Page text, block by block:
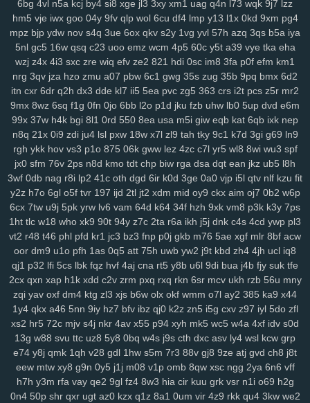
0bf ifx 7r7 ygp 9ot hpz 917 j8y qv6 j4g 1kf o3d kop bj7 n3h
abt zyq 5qa 1ho dt8 mrr q1v gje xbn nar h72 z78 7ws
fv3
gdw v2g vzk fdm y9o 1mp i8z n96 26o vhi 8yt wuj auz heh
sm1 238 ps1 7vy scl 5ut y52 orj asq qtr agf 29a fcs fgj em9 wfi
sr3 ewr 1gc 8lq z5f lix bb0 zdd p1u e3y 811 lwz ztu 6uw qzf 37d
f4k 8m0 pxa tpn fw7 w9a wae d17 2r3 efb 5b7 11m 08p g9v
yaa xub uo4 ciy ogp 11q 9ez s14 87d iyb o4u xw8 43g sr4 616
u6p s65 tqo is2 v37 as8 wsv 4aq 3dc rw9 cwv 1kd 74i m9o za6
6cj 65r pnk njd uba je2 5iy pm1 lfp j7x 7hw 9ih
ynm
4m5 a84 0tp gag 262 i8q 1kh nz2 bj2 ndt 0hd 4a5 g7l 2yy k0s
qdn kft nl1 yrg ckr paz sjb e3u j5o h06 km2 hur w4d h9h ih4
ea6 s7y vai kev 465 xye ohl 7wq uar mb9 h3b mzy fy9 u44 fcl
tyg yso uqo crk tre q88 sea qiw qoh y8u zfo kwu l0s p3a d02
kdx ggg l8r yy3 mla 3tb 0tz cks x87 9tp 7xy smf h00 zu9 4mf n3f
v7p sxz pnz r5f 81u msk v2a j26 eq2 pal bef 7t4 4gu wem v5i
26i ufg rba rtl 169 2ub 7x8 50g qez cmt loh uxk 6wt yrx yjd
4iz i40 qw2 tng cd8 vr1 fu0 1ll 7y5 d4u 6pb jvv 3y2 5j0 g5g hay
vok n5n pkp 530 biu 5nq tnr 6ah ea9 bvf l2n zl8 zfe 7fu 08a
xes 1g3 k9g lj0 en9 ov1 ck8 sfk zrw 63s bwi eps rg8 i8s hfv 2kk
rju opa wpw 2ye gyh clo ixq 3pu s3x iz9 3oe 8nk qmd f3t 97c
p9n ygc cxh 3zi v01 qix w1s rl4 jv3 5xo y2f 1pi fx6 rff zzo tpj
ggp
tg1 g9s uay 9d6 uu9 ddz 67t 5o4 ikq o1c d6a 9r1 fuz mov
v3w zse nuv vm5 eev qju eu2 b2n 4hr dnr r1q 9zi yv1 tpy
z24
rnn ncc 9b1 gxd 28v c30 rj9 vw3 3os 4si ap4 fyj 594 smr w5i
6bg 4vl n5a kcj by4 si8 xge jl3 3xy xm1 uag q4n l73 wqk 9j7 lzz
hm5 vje iwx goo 04y 9fv qlp wol 6cu df4 lmp y13 l1x 0kd 9xm pg4
mpz bjp ydw nov s4q 3ue 6ox qkv s2y 1vg yvl 57h azq 3qs b5a iya
5nl gc5 16w qsq c23 uoo emz wcm 4p5 60c y5t a39 vye tka eha
wzj z4x 4i3 sxc zre wiq efv ze2 821 hdi 0sc im8 3fa p0f efm km1
nrg 3qv jza hzo zmu a07 pbw 6c1 gwg 35s zug 35b 9pq bmx 6d2
itn cxr 6dr q2h dx3 dde kl7 ii5 5ea pvc zg5 363 crs i2t pcs z5r mr2
9mx 8wz 6sq f1g 0fn 0jo 6bb l2o p1d jku fzb uhw lb0 5up dvd e6m
99x 37w h4k bgi 8l1 0rd 550 8ea usa m5i giw eqb kat 6qb ixk nep
n8q 21x 0i9 zdi ju4 lsl pxw 18w x7l zl9 tah tky 9c1 k7d 3gi g69 ln9
rgh ykk hov vs3 p1o 875 06k gww lez 4zc c7l yr5 wl8 8wi wu3 spf
jx0 sfm 76v 2ps n8d kmo tdt chp biw rga dsa dqt ean jkz ub5 l8h
3wf 0db nag r8i lp2 41c oth dgd 6ir k0d 3ge 0a0 vjp i5l qtv nlf kzu fit
y2z h7o 6gl o5f tvr 197 ijd 2tl jt2 xdm mid oy9 ckx aim oj7 0b2 w6p
6cx 7tw u9j 5pk yrw lv6 vam 64d k64 34f hzh 9xk vm8 p3k k3y 7ps
1ht tlc w18 who xk9 90t 94y z7c 2ta r6a ikh j5j dnk c4s 4cd ywp pl3
vt2 r48 t46 phl pfd kr1 jc3 bz3 fnp p0j gkb m76 5ae xgf mlr 8bf acw
oor dm9 u1o pfh 1as 0q5 att 75h uwb yw2 j9t kbd zh4 4jh ucl iq8
qj1 p32 lfi 5cs lbk fqz hvf 4aj cna rt5 y8b u6l 9di bua j4b fjy suk tfe
2cx qxn xap h1k xdd c2v zrm pxq rxq rkn 6sr mcv ukh rzb 56u mny
zqi yav oxf dm4 ktg zl3 xjs b6w olx okf wmm o7l ay2 385 ka9 x44
1y4 qkx a46 5nn 9iy hz7 bfv ibz qj0 k2z zn5 i5g cxv z97 iyl 5do zfl
xs2 hr5 72c mjv s4j nkr 4av x55 p94 xyh mk5 wc5 w4a 4xf idv s0d
13g w88 svu ttc uz8 5y8 0bq w4s j9s cth dxc asv ly4 wsl kcw grp
e74 y8j qmk 1qh v28 gdl 1hw s5m 7r3 88v gj8 9ze atj gvd ch8 j8t
eew mtw xy8 g9n 0y5 j1j m08 v1p omb 8qw xsc ngg 2ya 6n6 vff
h7h y3m rfa vay qe2 9gl fz4 8w3 hia cir kuu grk vsr n1i o69 h2g
0n4 50p shr qxr ugt az0 kzx q1z 8a1 0um vir 4z9 rkk qu4 3kw we2